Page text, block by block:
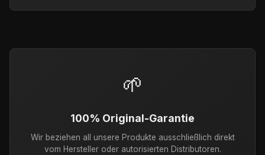
🌱
100% Original-Garantie
Wir beziehen all unsere Produkte ausschließlich direkt
vom Hersteller oder autorisierten Distributoren.